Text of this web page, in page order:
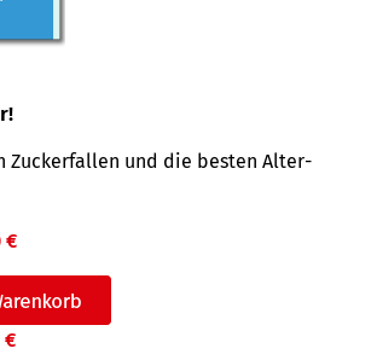
Zucker­fallen und die besten Alter­
€
€